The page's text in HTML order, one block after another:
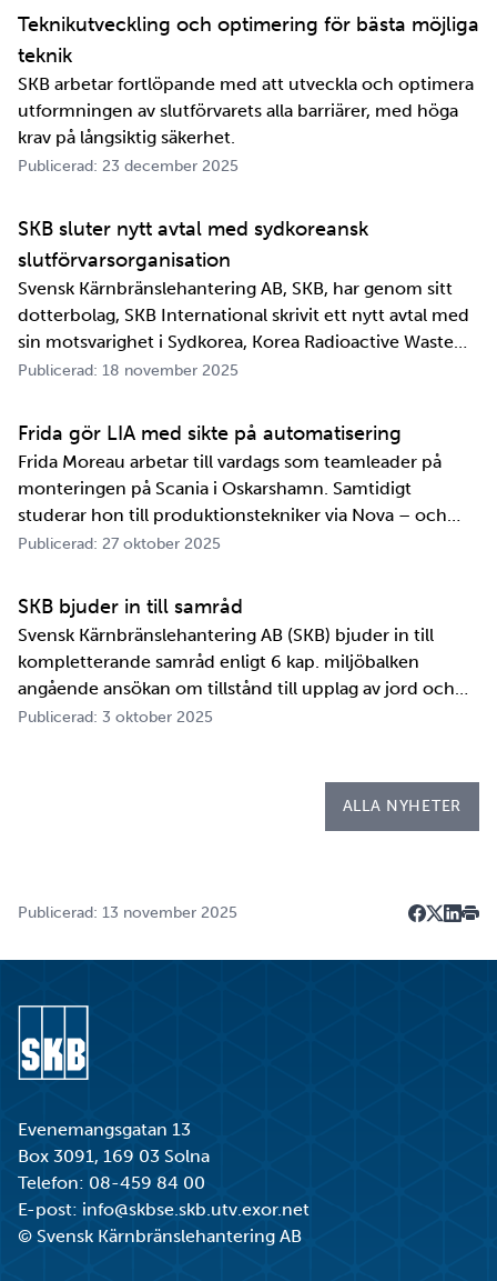
perspektiv i alla fall. För oss på SKB är det …
Teknikutveckling och optimering för bästa möjliga
teknik
SKB arbetar fortlöpande med att utveckla och optimera
utformningen av slutförvarets alla barriärer, med höga
krav på långsiktig säkerhet.
Publicerad: 23 december 2025
SKB sluter nytt avtal med sydkoreansk
slutförvarsorganisation
Svensk Kärnbränslehantering AB, SKB, har genom sitt
dotterbolag, SKB International skrivit ett nytt avtal med
sin motsvarighet i Sydkorea, Korea Radioactive Waste
Agency, KORAD. Avtalet, som är ett så kallat
samarbetet mellan de två organisationerna. …
Publicerad: 18 november 2025
Frida gör LIA med sikte på automatisering
Frida Moreau arbetar till vardags som teamleader på
monteringen på Scania i Oskarshamn. Samtidigt
studerar hon till produktionstekniker via Nova – och
under tio veckor i höst gör hon både sin praktik, även
Kapsellaboratoriet. – I utbildningen ingår flera studie…
Publicerad: 27 oktober 2025
SKB bjuder in till samråd
Svensk Kärnbränslehantering AB (SKB) bjuder in till
kompletterande samråd enligt 6 kap. miljöbalken
angående ansökan om tillstånd till upplag av jord och
berg samt grundvattenbortledning inom fastigheten
Publicerad: 3 oktober 2025
ALLA NYHETER
Publicerad: 13 november 2025
Evenemangsgatan 13
Box 3091, 169 03 Solna
Telefon: 08-459 84 00
E-post: info@skbse.skb.utv.exor.net
© Svensk Kärnbränslehantering AB